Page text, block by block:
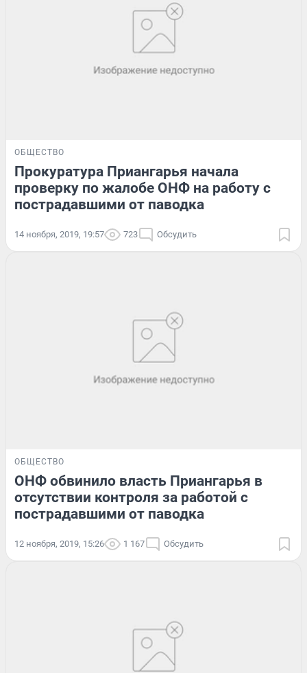
ОБЩЕСТВО
Прокуратура Приангарья начала
проверку по жалобе ОНФ на работу с
пострадавшими от паводка
14 ноября, 2019, 19:57 723 Обсудить
ОБЩЕСТВО
ОНФ обвинило власть Приангарья в
отсутствии контроля за работой с
пострадавшими от паводка
12 ноября, 2019, 15:26 1 167 Обсудить